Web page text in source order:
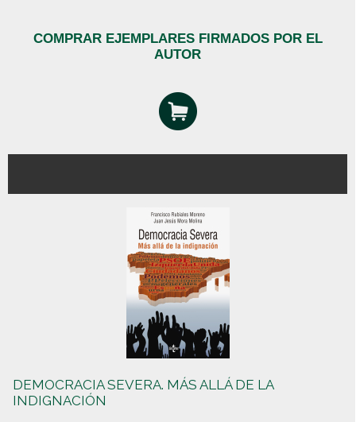
COMPRAR EJEMPLARES FIRMADOS POR EL
AUTOR
DEMOCRACIA SEVERA. MÁS ALLÁ DE LA
INDIGNACIÓN